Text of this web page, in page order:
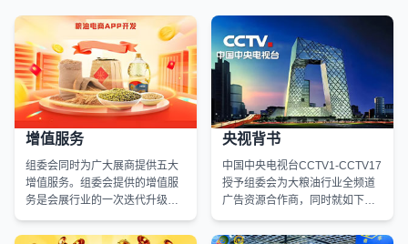
增值服务
组委会同时为广大展商提供五大
增值服务。组委会提供的增值服
务是会展行业的一次迭代升级，
是当前全国会展行业唯一实现的
服务新模式，所有增值服务和展
央视背书
中国中央电视台CCTV1-CCTV17
授予组委会为大粮油行业全频道
广告资源合作商，同时就如下栏
目特别授权。行业朋友如有需
求，组委会承诺以最低的价格提